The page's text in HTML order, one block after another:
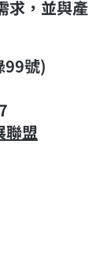
求，並與產
99號)
聯盟